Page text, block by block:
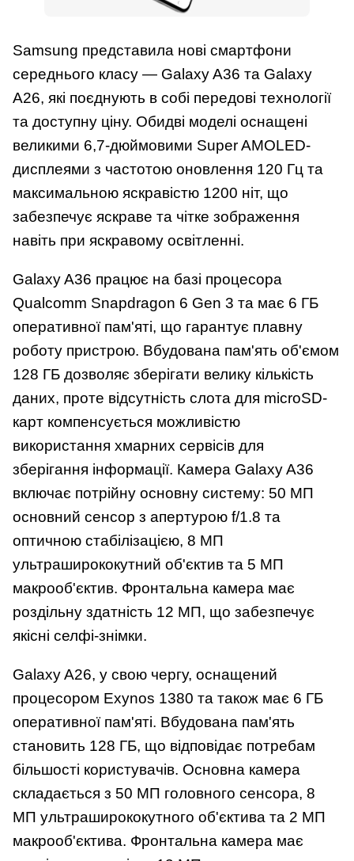
Samsung представила нові смартфони
середнього класу — Galaxy A36 та Galaxy
A26, які поєднують в собі передові технології
та доступну ціну. Обидві моделі оснащені
великими 6,7-дюймовими Super AMOLED-
дисплеями з частотою оновлення 120 Гц та
максимальною яскравістю 1200 ніт, що
забезпечує яскраве та чітке зображення
навіть при яскравому освітленні.
Galaxy A36 працює на базі процесора
Qualcomm Snapdragon 6 Gen 3 та має 6 ГБ
оперативної пам'яті, що гарантує плавну
роботу пристрою. Вбудована пам'ять об'ємом
128 ГБ дозволяє зберігати велику кількість
даних, проте відсутність слота для microSD-
карт компенсується можливістю
використання хмарних сервісів для
зберігання інформації. Камера Galaxy A36
включає потрійну основну систему: 50 МП
основний сенсор з апертурою f/1.8 та
оптичною стабілізацією, 8 МП
ультраширококутний об'єктив та 5 МП
макрооб'єктив. Фронтальна камера має
роздільну здатність 12 МП, що забезпечує
якісні селфі-знімки.
Galaxy A26, у свою чергу, оснащений
процесором Exynos 1380 та також має 6 ГБ
оперативної пам'яті. Вбудована пам'ять
становить 128 ГБ, що відповідає потребам
більшості користувачів. Основна камера
складається з 50 МП головного сенсора, 8
МП ультраширококутного об'єктива та 2 МП
макрооб'єктива. Фронтальна камера має